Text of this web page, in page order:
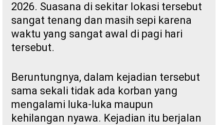
2026. Suasana di sekitar lokasi tersebut
sangat tenang dan masih sepi karena
waktu yang sangat awal di pagi hari
tersebut.
Beruntungnya, dalam kejadian tersebut
sama sekali tidak ada korban yang
mengalami luka-luka maupun
kehilangan nyawa. Kejadian itu berjalan